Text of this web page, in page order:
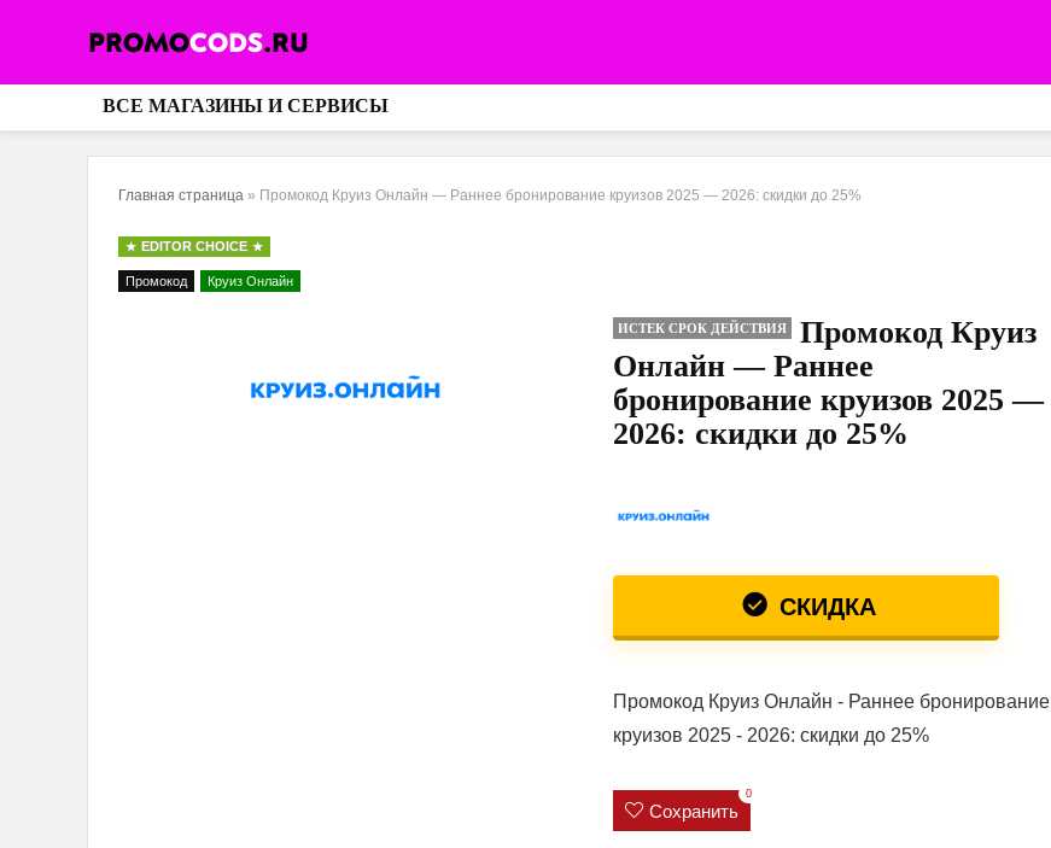
ВСЕ МАГАЗИНЫ И СЕРВИСЫ
Главная страница » Промокод Круиз Онлайн — Раннее бронирование круизов 2025 — 2026: скидки до 25%
EDITOR CHOICE
Промокод Круиз Онлайн
ИСТЕК СРОК ДЕЙСТВИЯ
Промокод Круиз
Онлайн — Раннее
бронирование круизов 2025 —
2026: скидки до 25%
СКИДКА
Промокод Круиз Онлайн - Раннее бронирование
круизов 2025 - 2026: скидки до 25%
Сохранить
0